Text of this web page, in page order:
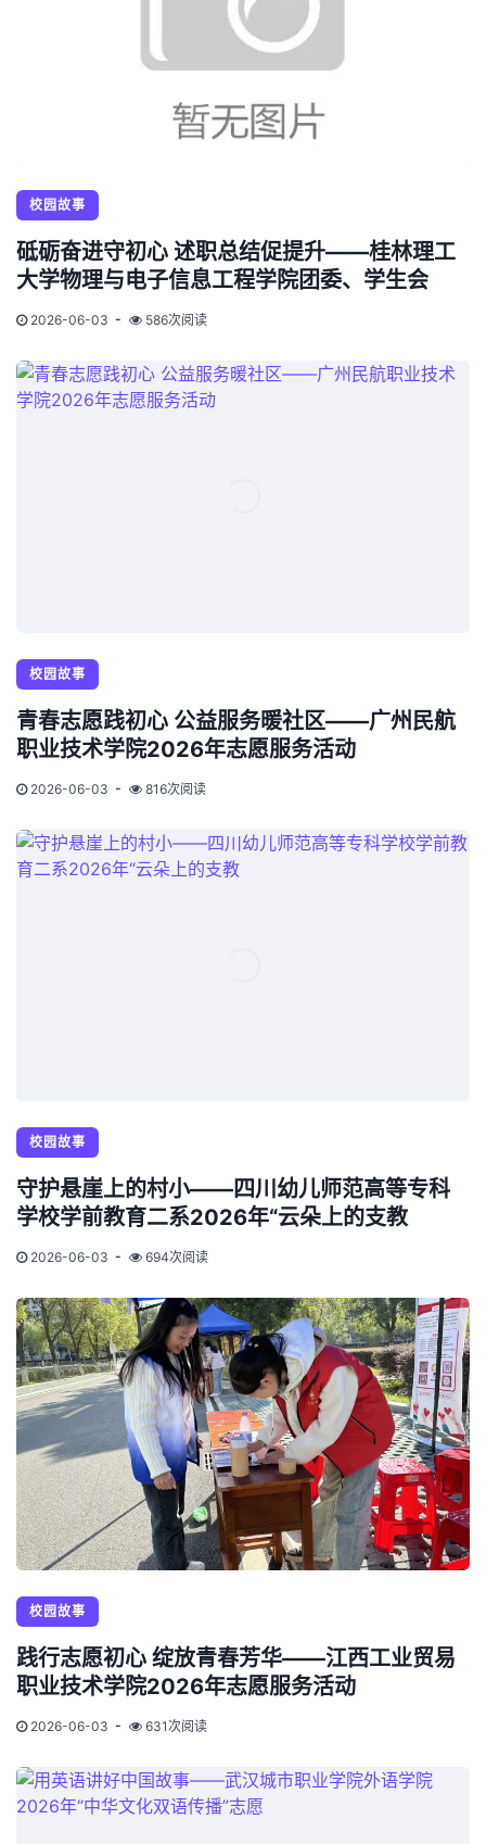
校园故事
砥砺奋进守初心 述职总结促提升——桂林理工
大学物理与电子信息工程学院团委、学生会
2026-06-03 586次阅读
校园故事
青春志愿践初心 公益服务暖社区——广州民航
职业技术学院2026年志愿服务活动
2026-06-03 816次阅读
校园故事
守护悬崖上的村小——四川幼儿师范高等专科
学校学前教育二系2026年“云朵上的支教
2026-06-03 694次阅读
校园故事
践行志愿初心 绽放青春芳华——江西工业贸易
职业技术学院2026年志愿服务活动
2026-06-03 631次阅读